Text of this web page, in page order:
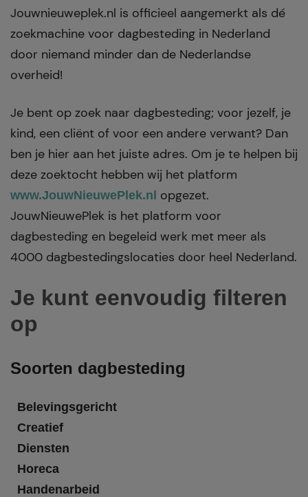
Jouwnieuweplek.nl is officieel aangemerkt als dé
zoekmachine voor dagbesteding in Nederland
door niemand minder dan de Nederlandse
overheid!
Je bent op zoek naar dagbesteding; voor jezelf, je
kind, een cliënt of voor een andere verwant? Dan
ben je hier aan het juiste adres. Om je te helpen bij
deze zoektocht hebben wij het platform
www.JouwNieuwePlek.nl opgezet.
JouwNieuwePlek is het platform voor
dagbesteding en begeleid werk met meer als
4000 dagbestedingslocaties door heel Nederland.
Je kunt eenvoudig filteren
op
Soorten dagbesteding
Belevingsgericht
Creatief
Diensten
Horeca
Handenarbeid